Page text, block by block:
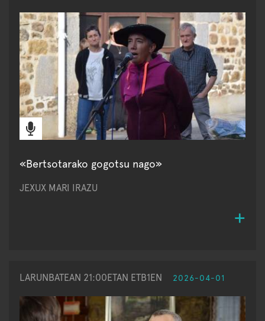
«Bertsotarako gogotsu nago»
JEXUX MARI IRAZU
LARUNBATEAN 21:00ETAN ETB1EN 2026-04-01